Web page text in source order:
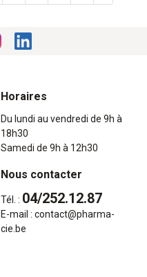
Horaires
Du lundi au vendredi de 9h à
18h30
Samedi de 9h à 12h30
Nous contacter
Tél. : 04/252.12.87
E-mail : contact@pharma-
cie.be